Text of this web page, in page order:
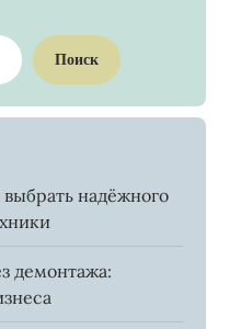
Поиск
выбрать надёжного
демонтажа: